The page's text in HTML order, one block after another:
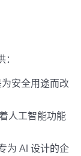
为安全用途而改
人工智能功能
为 AI 设计的企